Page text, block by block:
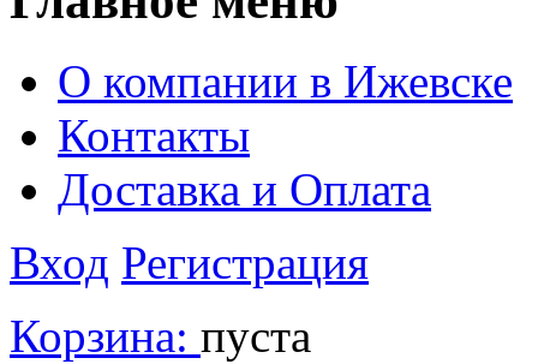
О компании в Ижевске
Контакты
Доставка и Оплата
Вход Регистрация
Корзина: пуста